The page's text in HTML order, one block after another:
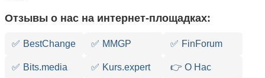
Отзывы о нас на интернет-площадках:
✅ BestChange ✅ MMGP ✅ FinForum
✅ Bits.media ✅ Kurs.expert
👉 О Нас